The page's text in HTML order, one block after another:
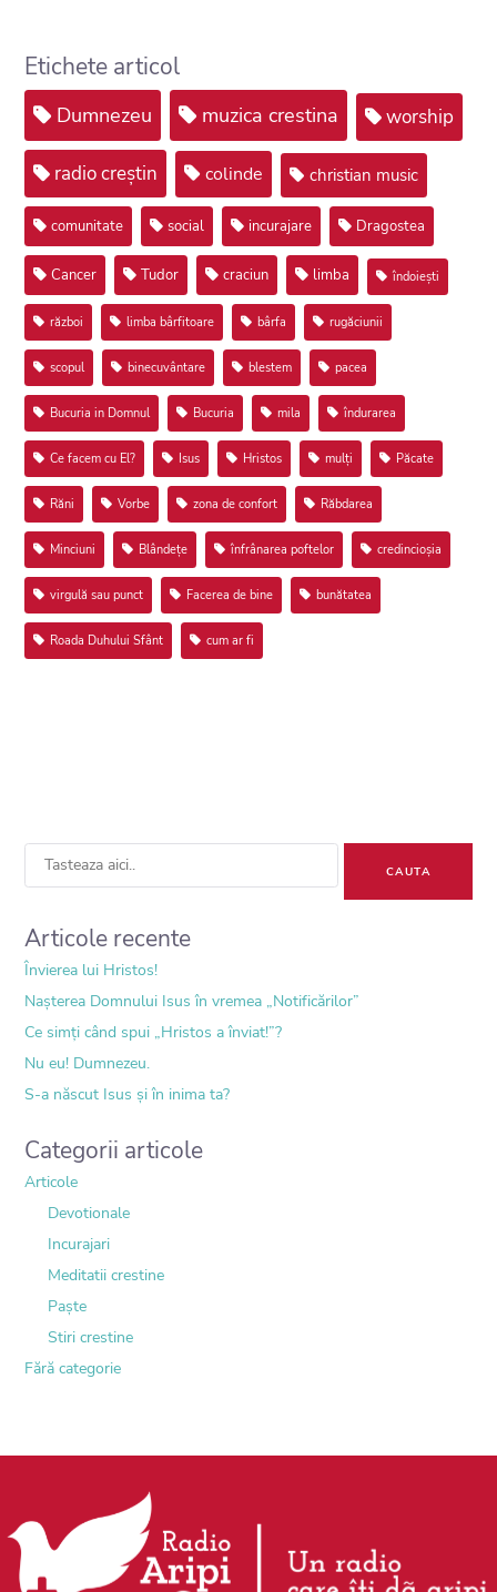
Etichete articol
Dumnezeu muzica crestina worship
radio creștin colinde christian music
comunitate social incurajare Dragostea
Cancer Tudor craciun limba îndoiești
război limba bârfitoare bârfa rugăciunii
scopul binecuvântare blestem pacea
Bucuria in Domnul Bucuria mila îndurarea
Ce facem cu El? Isus Hristos mulți Păcate
Răni Vorbe zona de confort Răbdarea
Minciuni Blândețe înfrânarea poftelor credincioșia
virgulă sau punct Facerea de bine bunătatea
Roada Duhului Sfânt cum ar fi
Articole recente
Învierea lui Hristos!
Nașterea Domnului Isus în vremea „Notificărilor”
Ce simți când spui „Hristos a înviat!”?
Nu eu! Dumnezeu.
S-a născut Isus și în inima ta?
Categorii articole
Articole
Devotionale
Incurajari
Meditatii crestine
Paște
Stiri crestine
Fără categorie